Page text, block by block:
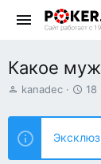
Какое
А
т
о
р
т
kanadec
Д
т
н
а
18